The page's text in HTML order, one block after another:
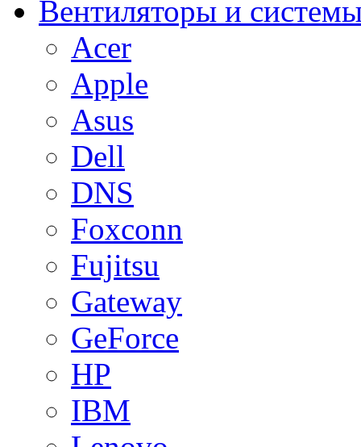
Вентиляторы и
Acer
Apple
Asus
Dell
DNS
Foxconn
Fujitsu
Gateway
GeForce
HP
IBM